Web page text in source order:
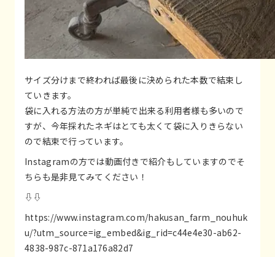
サイズ分けまで終われば最後に決められた本数で結束し
ていきます。
袋に入れる方法の方が単純で出来る利用者様も多いので
すが、今年採れたネギはとても太くて袋に入りきらない
ので結束で行っています。
Instagramの方では動画付きで紹介もしていますのでそ
ちらも是非見てみてください！
⇩⇩
https://www.instagram.com/hakusan_farm_nouhuk
u/?utm_source=ig_embed&ig_rid=c44e4e30-ab62-
4838-987c-871a176a82d7